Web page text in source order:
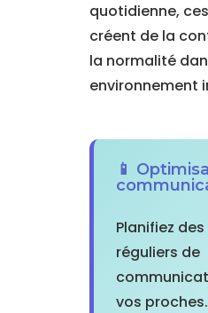
quotidienne,
créent de la
la normalité
environnement
📱
Planifiez
réguliers de
vos